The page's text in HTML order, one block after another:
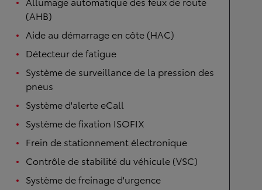
(AHB)
Aide au démarrage en côte (HAC)
Détecteur de fatigue
Système de surveillance de la pression des
pneus
Système d'alerte eCall
Système de fixation ISOFIX
Frein de stationnement électronique
Contrôle de stabilité du véhicule (VSC)
Système de freinage d'urgence